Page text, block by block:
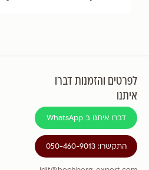
לפרטים והזמנות דברו
איתנו
דברו איתנו ב WhatsApp
התקשרו: 050-460-9013